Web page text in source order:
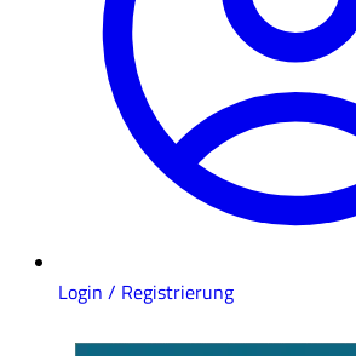
Login / Registrierung